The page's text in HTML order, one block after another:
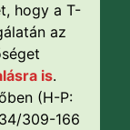
hogy a T-
az
is.
(H-P:
309-166